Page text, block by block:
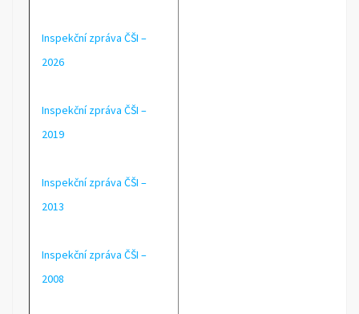
Inspekční zpráva ČŠI –
2026
Inspekční zpráva ČŠI –
2019
Inspekční zpráva ČŠI –
2013
Inspekční zpráva ČŠI –
2008